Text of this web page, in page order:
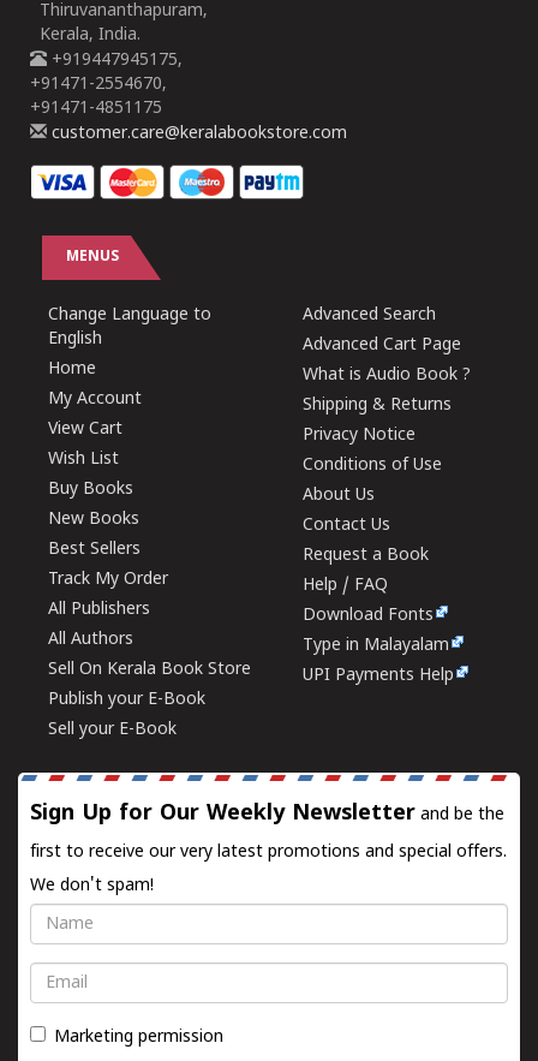
Thiruvananthapuram,
Kerala, India.
+919447945175,
+91471-2554670,
+91471-4851175
customer.care@keralabookstore.com
MENUS
Change Language to
English
Home
My Account
View Cart
Wish List
Buy Books
New Books
Best Sellers
Track My Order
All Publishers
All Authors
Sell On Kerala Book Store
Publish your E-Book
Sell your E-Book
Advanced Search
Advanced Cart Page
What is Audio Book ?
Shipping & Returns
Privacy Notice
Conditions of Use
About Us
Contact Us
Request a Book
Help / FAQ
Download Fonts
Type in Malayalam
UPI Payments Help
Sign Up for Our Weekly Newsletter and be the
first to receive our very latest promotions and special offers.
We don't spam!
Name
Email
Marketing permission